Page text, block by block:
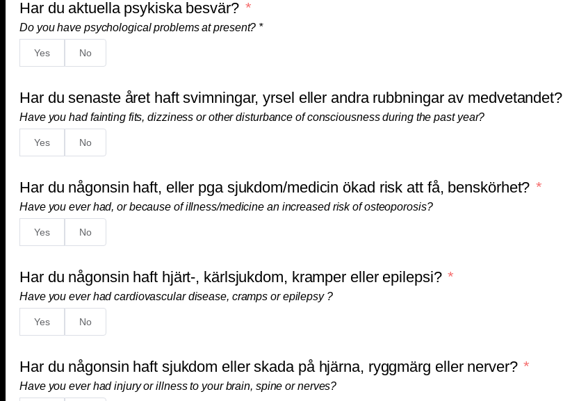
Har du aktuella psykiska besvär?
Do you have psychological problems at present? *
Yes No
Har du senaste året haft svimningar, yrsel eller andra rubbningar av medvetandet?
Have you had fainting fits, dizziness or other disturbance of consciousness during the past year?
Yes No
Har du någonsin haft, eller pga sjukdom/medicin ökad risk att få, benskörhet?
Have you ever had, or because of illness/medicine an increased risk of osteoporosis?
Yes No
Har du någonsin haft hjärt-, kärlsjukdom, kramper eller epilepsi?
Have you ever had cardiovascular disease, cramps or epilepsy ?
Yes No
Har du någonsin haft sjukdom eller skada på hjärna, ryggmärg eller nerver?
Have you ever had injury or illness to your brain, spine or nerves?